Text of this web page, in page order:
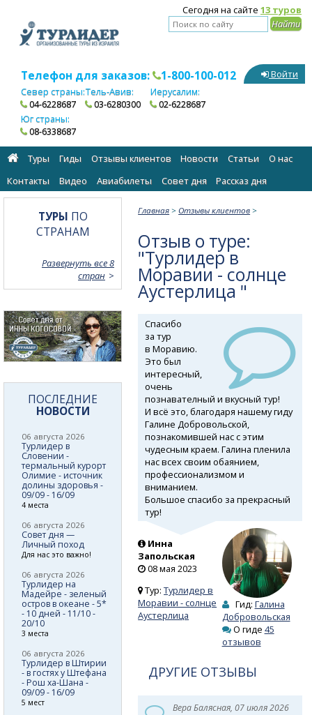
Сегодня на сайте 13 туров
Телефон для заказов: 1-800-100-012
Север страны:
04-6228687
Тель-Авив:
03-6280300
Иерусалим:
02-6228687
Юг страны:
08-6338687
Войти
Туры Гиды Отзывы клиентов Новости Статьи
О нас
Контакты
Видео Авиабилеты Cовет дня Рассказ дня
Главная > Отзывы клиентов >
Отзыв о туре:
"Турлидер в
Моравии - солнце
Аустерлица "
Спасибо
за тур
в Моравию.
Это был
интересный,
очень
познавателный и вкусный тур!
И всё это, благодаря нашему гиду
Галине Добровольской,
познакомившей нас с этим
чудесным краем. Галина пленила
нас всех своим обаянием,
профессионализмом и
вниманием.
Большое спасибо за прекрасный
тур!
Инна
Запольская
08 мая 2023
Тур:Турлидер в
Моравии - солнце
Аустерлица
Гид: Галина
Добровольская
О гиде 45
отзывов
ДРУГИЕ ОТЗЫВЫ
Вера Балясная, 07 июля 2026
ТУРЫ ПО
СТРАНАМ
Развернуть все 8
стран
ПОСЛЕДНИЕ
НОВОСТИ
06 августа 2026
Турлидер в
Словении -
термальный курорт
Олимие - источник
долины здоровья -
09/09 - 16/09
4 места
06 августа 2026
Совет дня —
Личный поход
Для нас это важно!
06 августа 2026
Турлидер на
Мадейре - зеленый
остров в океане - 5*
- 10 дней - 11/10 -
20/10
3 места
06 августа 2026
Турлидер в Штирии
- в гостях у Штефана
- Рош ха-Шана -
09/09 - 16/09
5 мест